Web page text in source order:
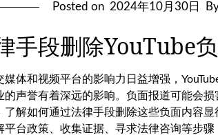
Posted on 2024年10月30日
手段删除YouTube
体和视频平台的影响力日益增强，
的声誉有着深远的影响。负面报道可能会
了解如何通过法律手段删除这些负面内容
台政策、收集证据、寻求法律咨询等步骤